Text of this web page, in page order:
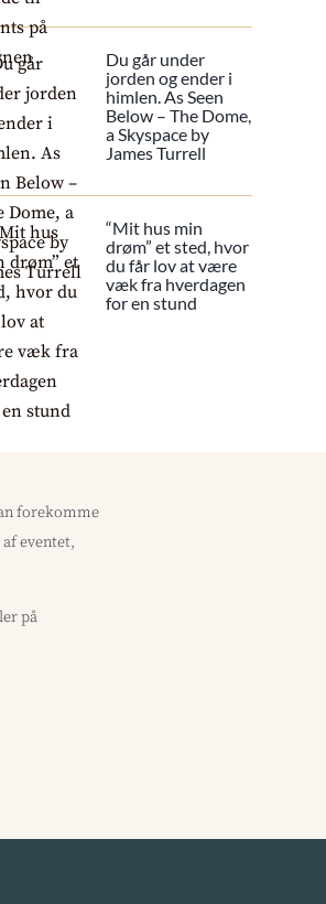
Du går under
jorden og ender i
himlen. As Seen
Below – The Dome,
a Skyspace by
James Turrell
“Mit hus min
drøm” et sted, hvor
du får lov at være
væk fra hverdagen
for en stund
forekomme
eventet,
på